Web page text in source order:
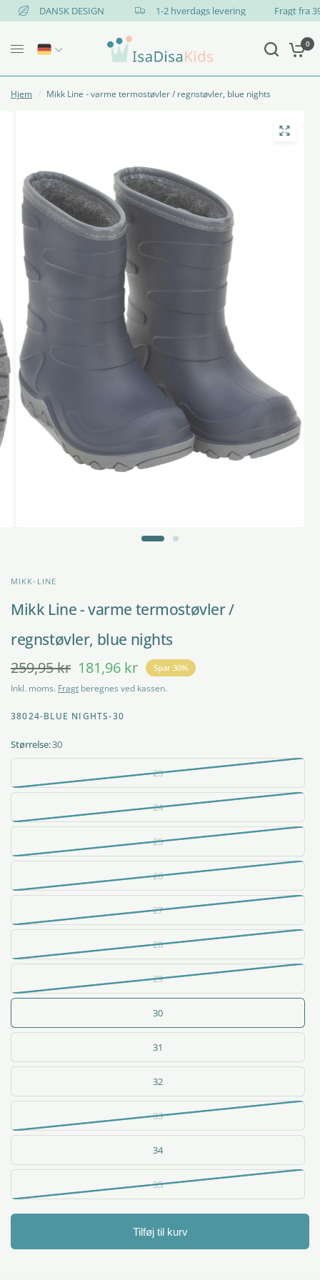
DANSK DESIGN 1-2 hverdags levering Fragt fra
0
Hjem / Mikk Line - varme termostøvler / regnstøvler, blue nights
MIKK-LINE
Mikk Line - varme termostøvler /
regnstøvler, blue nights
259,95 kr 181,96 kr Spar 30%
Inkl. moms. Fragt beregnes ved kassen.
38024-BLUE NIGHTS-30
Størrelse:30
23
24
25
26
27
28
29
30
31
32
33
34
35
Tilføj til kurv